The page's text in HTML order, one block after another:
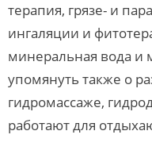
терапия, грязе- и
ингаляции и
минеральная вода и
упомянуть также о
гидромассаже,
работают для